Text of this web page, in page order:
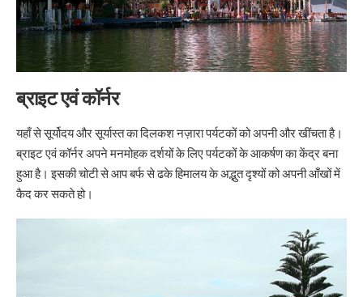
ब्राइट एवं कॉर्नर
यहाँ से सूर्योदय और सूर्यास्त का दिलकश नज़ारा पर्यटकों को अपनी और खींचता है।
ब्राइट एवं कॉर्नर अपने मनमोहक दर्शयों के लिए पर्यटकों के आकर्षण का केंद्र बना
हुआ है। इसकी चोटी से आप बर्फ से ढके हिमालय के अद्भुत दृश्यों को अपनी आँखों में
कैद कर सकते हो।